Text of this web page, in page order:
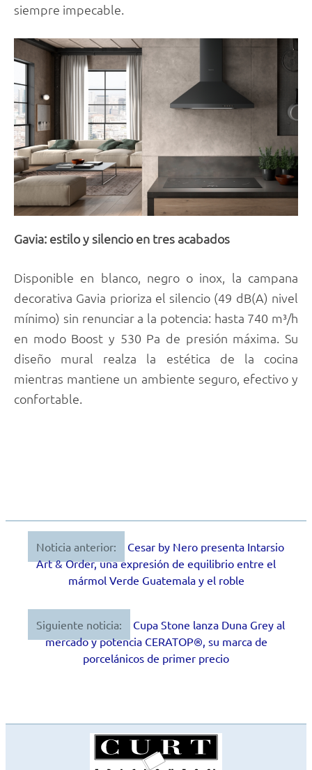
siempre impecable.
Gavia: estilo y silencio en tres acabados
Disponible en blanco, negro o inox, la campana
decorativa Gavia prioriza el silencio (49 dB(A) nivel
mínimo) sin renunciar a la potencia: hasta 740 m³/h
en modo Boost y 530 Pa de presión máxima. Su
diseño mural realza la estética de la cocina
mientras mantiene un ambiente seguro, efectivo y
confortable.
Navegación
Noticia anterior:
Cesar by Nero presenta Intarsio
Art & Order, una expresión de equilibrio entre el
mármol Verde Guatemala y el roble
Siguiente noticia:
Cupa Stone lanza Duna Grey al
mercado y potencia CERATOP®, su marca de
porcelánicos de primer precio